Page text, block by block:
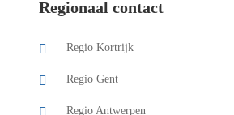
Regionaal contact
Regio Kortrijk
Regio Gent
Regio Antwerpen